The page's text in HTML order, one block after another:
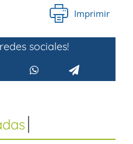
Imprimir
sociales!